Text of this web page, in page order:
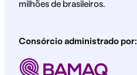
milhões de brasileiros.
Consórcio administrado por: